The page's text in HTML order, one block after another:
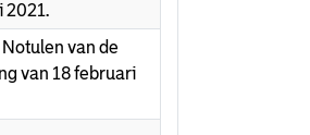
2021.
van de
van 18 februari